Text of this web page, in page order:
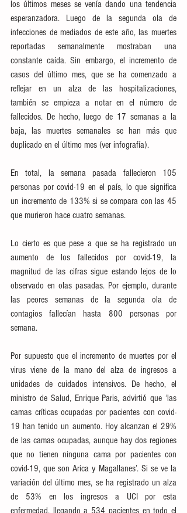
los últimos meses se venía dando una tendencia
esperanzadora. Luego de la segunda ola de
infecciones de mediados de este año, las muertes
reportadas semanalmente mostraban una
constante caída. Sin embargo, el incremento de
casos del último mes, que se ha comenzado a
reflejar en un alza de las hospitalizaciones,
también se empieza a notar en el número de
fallecidos. De hecho, luego de 17 semanas a la
baja, las muertes semanales se han más que
duplicado en el último mes (ver infografía).
En total, la semana pasada fallecieron 105
personas por covid-19 en el país, lo que significa
un incremento de 133% si se compara con las 45
que murieron hace cuatro semanas.
Lo cierto es que pese a que se ha registrado un
aumento de los fallecidos por covid-19, la
magnitud de las cifras sigue estando lejos de lo
observado en olas pasadas. Por ejemplo, durante
las peores semanas de la segunda ola de
contagios fallecían hasta 800 personas por
semana.
Por supuesto que el incremento de muertes por el
virus viene de la mano del alza de ingresos a
unidades de cuidados intensivos. De hecho, el
ministro de Salud, Enrique Paris, advirtió que ‘las
camas críticas ocupadas por pacientes con covid-
19 han tenido un aumento. Hoy alcanzan el 29%
de las camas ocupadas, aunque hay dos regiones
que no tienen ninguna cama por pacientes con
covid-19, que son Arica y Magallanes’. Si se ve la
variación del último mes, se ha registrado un alza
de 53% en los ingresos a UCI por esta
enfermedad, llegando a 534 pacientes en todo el